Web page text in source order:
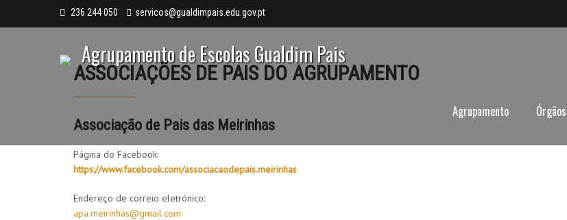
236 244 050 servicos@gualdimpais.edu.gov.pt
Agrupamento de Escolas Gualdim Pais
Agrupamento Órgãos
ASSOCIAÇÕES DE PAIS DO AGRUPAMENTO
Associação de Pais das Meirinhas
Página do Facebook:
https://www.facebook.com/associacaodepais.meirinhas
Endereço de correio eletrónico:
apa.meirinhas@gmail.com